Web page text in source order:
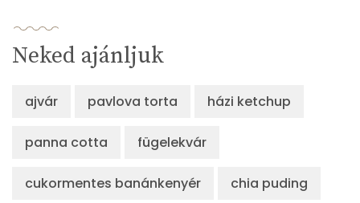
Neked ajánljuk
ajvár pavlova torta házi ketchup
panna cotta fügelekvár
cukormentes banánkenyér chia puding